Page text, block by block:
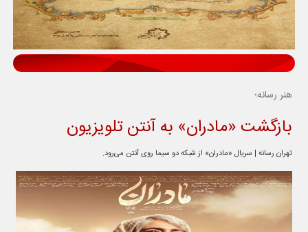
هنر رسانه؛
بازگشت «مادران» به آنتن تلویزیون
تهران رسانه | سریال «مادران» از شبکه دو سیما روی آنتن می‌رود.